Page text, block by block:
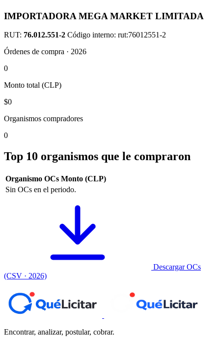
IMPORTADORA MEGA MARKET LIMITADA
RUT: 76.012.551-2 Código interno: rut:76012551-2
Órdenes de compra · 2026
0
Monto total (CLP)
$0
Organismos compradores
0
Top 10 organismos que le compraron
Organismo OCs Monto (CLP)
Sin OCs en el periodo.
Descargar OCs
(CSV · 2026)
Encontrar, analizar, postular, cobrar.